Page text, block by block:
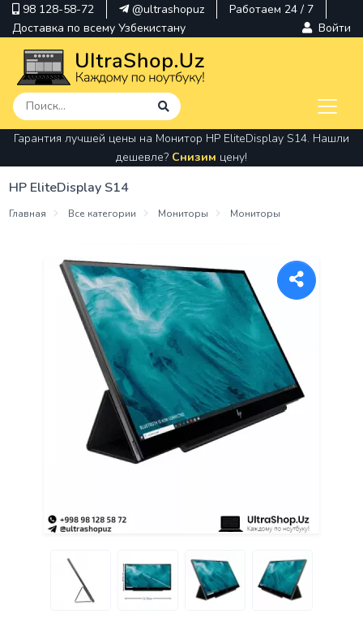
98 128-58-72 @ultrashopuz
Работаем 24 / 7
Доставка по всему Узбекистану
Войти
pavilion
kindle
envy
thinkpad
Гарантия лучшей цены на Монитор HP EliteDisplay S14. Нашли
дешевле? Снизим цену!
HP EliteDisplay S14
Главная Все категории Мониторы Мониторы